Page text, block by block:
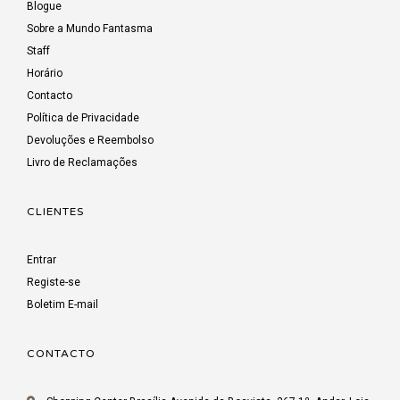
Blogue
Sobre a Mundo Fantasma
Staff
Horário
Contacto
Política de Privacidade
Devoluções e Reembolso
Livro de Reclamações
CLIENTES
Entrar
Registe-se
Boletim E-mail
CONTACTO